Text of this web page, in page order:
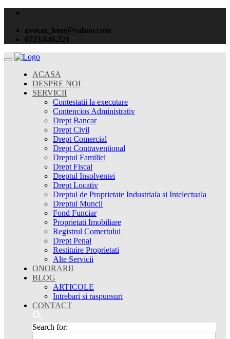
avocat_leon@yahoo.com
0723.646.221
ACASA
DESPRE NOI
SERVICII
Contestatii la executare
Contencios Administrativ
Drept Bancar
Drept Civil
Drept Comercial
Drept Contraventional
Dreptul Familiei
Drept Fiscal
Dreptul Insolventei
Drept Locativ
Dreptul de Proprietate Industriala si Intelectuala
Dreptul Muncii
Fond Funciar
Proprietati Imobiliare
Registrul Comertului
Drept Penal
Restituire Proprietati
Alte Servicii
ONORARII
BLOG
ARTICOLE
Intrebari si raspunsuri
CONTACT
Search for: